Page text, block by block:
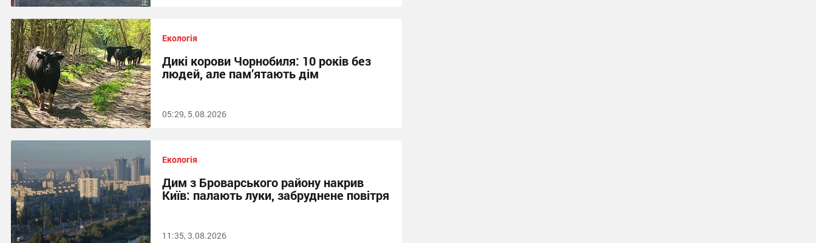
Екологія
Дикі корови Чорнобиля: 10 років без
людей, але пам’ятають дім
05:29, 5.08.2026
Екологія
Дим з Броварського району накрив
Київ: палають луки, забруднене повітря
11:35, 3.08.2026